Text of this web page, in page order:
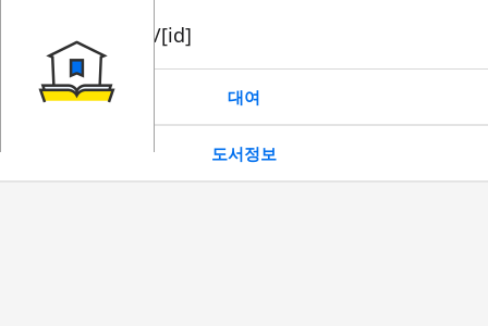
book/rent/[id]
대여
도서정보